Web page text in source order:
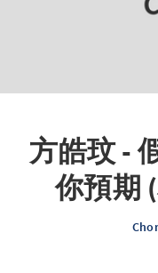
方皓玟 -
你預期